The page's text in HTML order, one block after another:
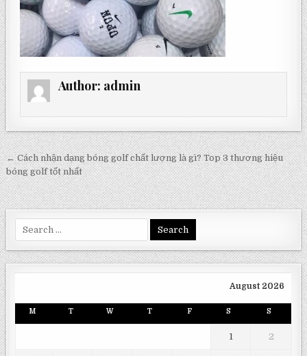
Author: admin
Post
navigation
← Cách nhận dạng bóng golf chất lượng là gì? Top 3 thương hiệu
bóng golf tốt nhất
August 2026
M T W T F S S
1 2